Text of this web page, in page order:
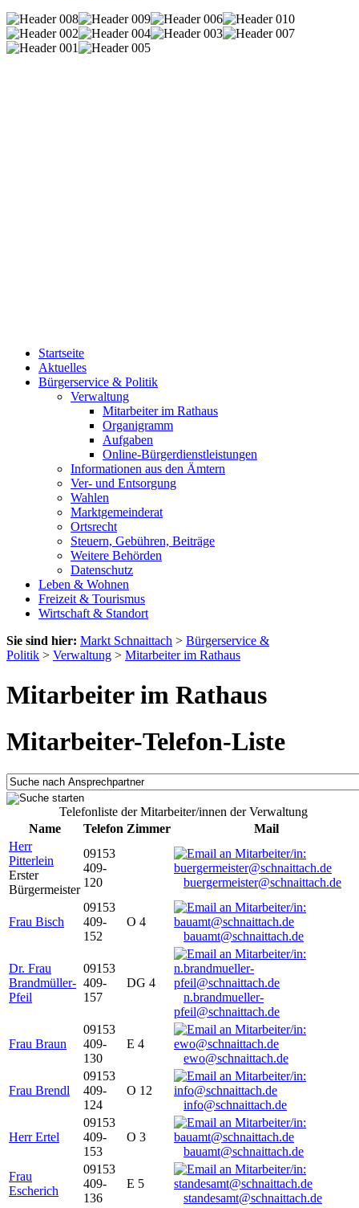
Startseite
Aktuelles
Bürgerservice & Politik
Verwaltung
Mitarbeiter im Rathaus
Organigramm
Aufgaben
Online-Bürgerdienstleistungen
Informationen aus den Ämtern
Ver- und Entsorgung
Wahlen
Marktgemeinderat
Ortsrecht
Steuern, Gebühren, Beiträge
Weitere Behörden
Datenschutz
Leben & Wohnen
Freizeit & Tourismus
Wirtschaft & Standort
Sie sind hier: Markt Schnaittach > Bürgerservice &
Politik > Verwaltung > Mitarbeiter im Rathaus
Mitarbeiter im Rathaus
Mitarbeiter-Telefon-Liste
Telefonliste der Mitarbeiter/innen der Verwaltung
Name
Telefon Zimmer
Mail
Herr
Pitterlein
Erster
Bürgermeister
09153
409-
120
buergermeister@schnaittach.de
Frau Bisch
09153
409-
152
O 4
bauamt@schnaittach.de
Dr. Frau
Brandmüller-
Pfeil
09153
409-
157
DG 4
n.brandmueller-
pfeil@schnaittach.de
Frau Braun
09153
409-
130
E 4
ewo@schnaittach.de
Frau Brendl
09153
409-
124
O 12
info@schnaittach.de
Herr Ertel
09153
409-
153
O 3
bauamt@schnaittach.de
Frau
Escherich
09153
409-
136
E 5
standesamt@schnaittach.de